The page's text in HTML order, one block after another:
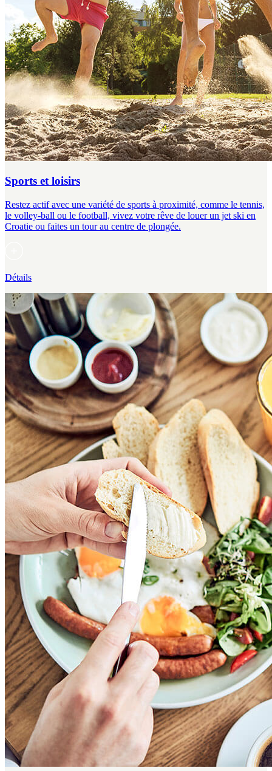
Sports et loisirs
Restez actif avec une variété de sports à proximité, comme le tennis,
le volley-ball ou le football, vivez votre rêve de louer un jet ski en
Croatie ou faites un tour au centre de plongée.
Détails